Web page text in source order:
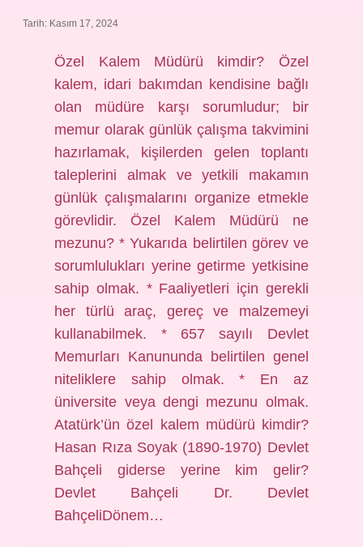
Tarih: Kasım 17, 2024
Özel Kalem Müdürü kimdir? Özel
kalem, idari bakımdan kendisine bağlı
olan müdüre karşı sorumludur; bir
memur olarak günlük çalışma takvimini
hazırlamak, kişilerden gelen toplantı
taleplerini almak ve yetkili makamın
günlük çalışmalarını organize etmekle
görevlidir. Özel Kalem Müdürü ne
mezunu? * Yukarıda belirtilen görev ve
sorumlulukları yerine getirme yetkisine
sahip olmak. * Faaliyetleri için gerekli
her türlü araç, gereç ve malzemeyi
kullanabilmek. * 657 sayılı Devlet
Memurları Kanununda belirtilen genel
niteliklere sahip olmak. * En az
üniversite veya dengi mezunu olmak.
Atatürk’ün özel kalem müdürü kimdir?
Hasan Rıza Soyak (1890-1970) Devlet
Bahçeli giderse yerine kim gelir?
Devlet Bahçeli Dr. Devlet
BahçeliDönem…